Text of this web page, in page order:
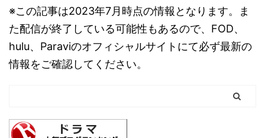
※この記事は2023年7月時点の情報となります。ま
た配信が終了している可能性もあるので、FOD、
hulu、Paraviのオフィシャルサイトにて必ず最新の
情報をご確認してください。